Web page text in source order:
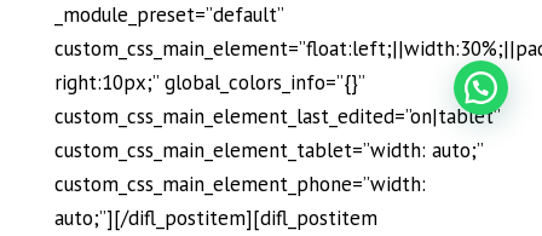
_module_preset=”default”
right:10px;” global_colors_info=”{}”
custom_css_main_element_last_edited=”on|tablet”
custom_css_main_element_tablet=”width: auto;”
custom_css_main_element_phone=”width:
auto;”][/difl_postitem][difl_postitem